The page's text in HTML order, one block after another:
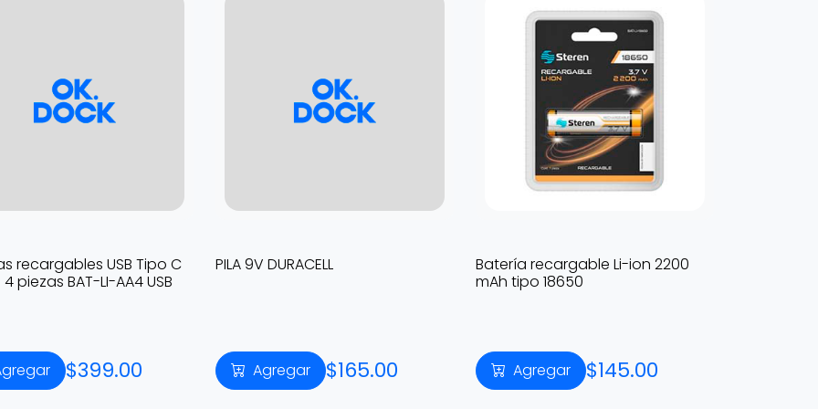
recargables USB Tipo C
piezas BAT-LI-AA4 USB
$399.00
PILA 9V DURACELL
Agregar $165.00
Batería recargable Li-ion 2200
mAh tipo 18650
Agregar $145.00